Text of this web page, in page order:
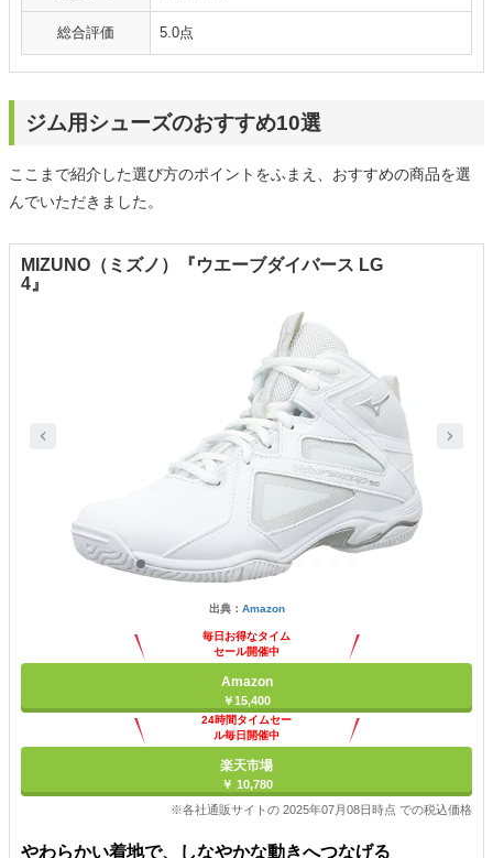
総合評価 5.0点
ジム用シューズのおすすめ10選
ここまで紹介した選び方のポイントをふまえ、おすすめの商品を選
んでいただきました。
MIZUNO（ミズノ）『ウエーブダイバース LG
4』
出典： Amazon
毎日お得なタイム
セール開催中
Amazon
￥15,400
24時間タイムセー
ル毎日開催中
楽天市場
￥ 10,780
※各社通販サイトの 2025年07月08日時点 での税込価格
やわらかい着地で、しなやかな動きへつなげる